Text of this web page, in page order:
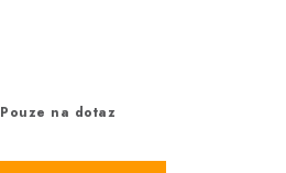
Pouze na dotaz